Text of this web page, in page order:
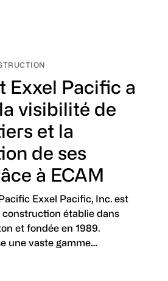
Exxel Pacific a
visibilité de
et la
de ses
à ECAM
Exxel Pacific, Inc. est
construction établie dans
et fondée en 1989.
une vaste gamme…